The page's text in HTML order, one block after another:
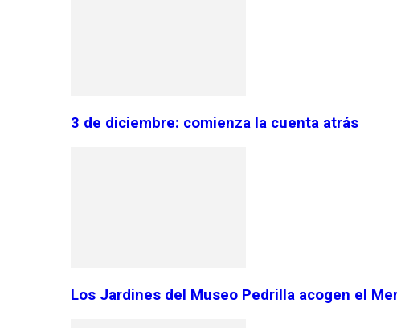
3 de diciembre: comienza la cuenta atrás
Los Jardines del Museo Pedrilla acogen el